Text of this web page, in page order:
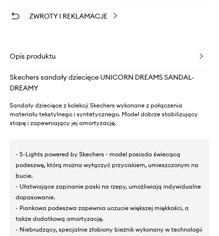
ZWROTY I REKLAMACJE
Opis produktu
Skechers sandały dziecięce UNICORN DREAMS SANDAL-
DREAMY
Sandały dziecięce z kolekcji Skechers wykonane z połączenia
materiału tekstylnego i syntetycznego. Model dobrze stabilizujący
stopę i zapewniający jej amortyzację.
- S-Lights powered by Skechers - model posiada świecącą
podeszwę, którą można wyłączyć przyciskiem, umieszczonym na
bucie.
- Ułatwiające zapinanie paski na rzepy, umożliwiają indywidualne
dopasowanie.
- Piankowa podeszwa zapewnia uczucie większej miękkości, a
także dodatkową amortyzację.
- Niebrudzący, specjalnie żłobiony bieżnik wykonany w technologii